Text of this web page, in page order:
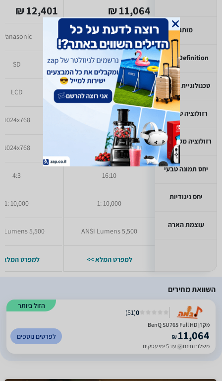
מותג
High Definition
טכנולוגיית הקרנה
רזולוציה טבעית
רזולוציה מקסימלית
יחס תמונה טבעי
יחס ניגודיות
עוצמת הארה
11,064 ₪
BenQ
Full HD
DLP
1920x1200
1920x1200
16:10
10,000 :1
5,500 ANSI Lumens
למפרט המלא >>
12,401 ₪
Panasonic
SD
LCD
1024x768
1024x768
4:3
10,000 :1
5,500 ANSI Lumens
למפרט המלא
השוואת מחירים
הזול ביותר
0
(
51
)
מקרן BenQ SU765 Full HD
₪11,064
משלוח חינם עד 5 ימי עסקים
לפרטים נוספים